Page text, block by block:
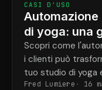
CASI D'USO
di yoga: una
proprietari
Scopri come
i clienti può
tuo studio di yoga
Fred Lumiere 16